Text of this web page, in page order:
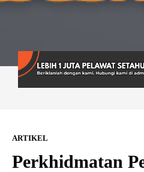
ARTIKEL
Perkhidmatan